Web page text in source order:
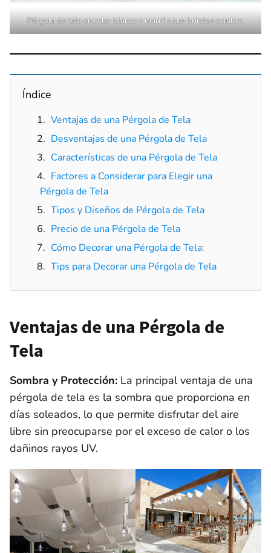
Pérgola de tela en color blanco y marrón que brindan sombra.
Índice
Ventajas de una Pérgola de Tela
Desventajas de una Pérgola de Tela
Características de una Pérgola de Tela
Factores a Considerar para Elegir una
Pérgola de Tela
Tipos y Diseños de Pérgola de Tela
Precio de una Pérgola de Tela
Cómo Decorar una Pérgola de Tela:
Tips para Decorar una Pérgola de Tela
Ventajas de una Pérgola de
Tela
Sombra y Protección: La principal ventaja de una
pérgola de tela es la sombra que proporciona en
días soleados, lo que permite disfrutar del aire
libre sin preocuparse por el exceso de calor o los
dañinos rayos UV.